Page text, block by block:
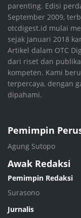
parenting. Edisi
September 2009,
otcdigest.id mulai
sejak Januari 2018
Artikel dalam OTC
dari riset dan
kompeten. Kami
terpercaya, dengan
dipahami.
Pemimpin
Agung Sutopo
Awak Redaksi
Pemimpin Redaksi
Surasono
Jurnalis